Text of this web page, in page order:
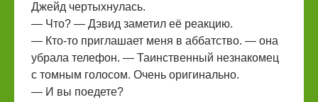
Джейд чертыхнулась.
— Что? — Дэвид заметил её реакцию.
— Кто-то приглашает меня в аббатство. — она
убрала телефон. — Таинственный незнакомец
с томным голосом. Очень оригинально.
— И вы поедете?